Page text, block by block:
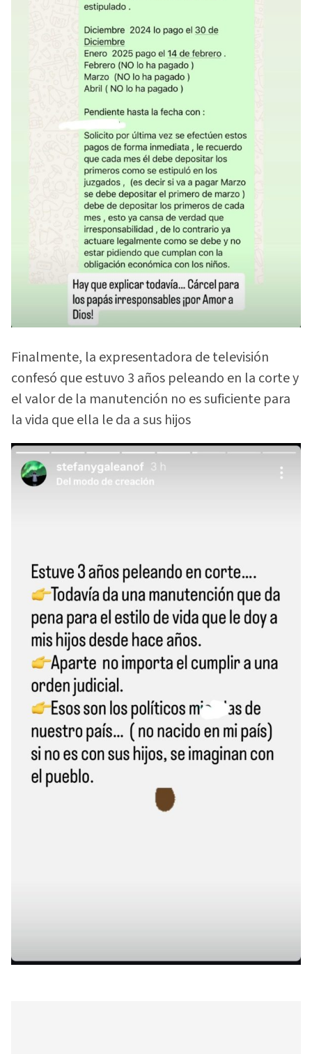
Finalmente, la expresentadora de televisión
confesó que estuvo 3 años peleando en la corte y
el valor de la manutención no es suficiente para
la vida que ella le da a sus hijos